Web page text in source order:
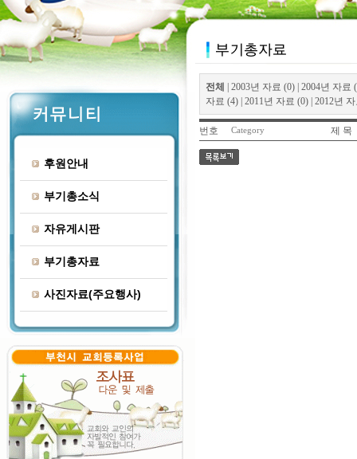
후원안내
부기총소식
자유게시판
부기총자료
사진자료(주요행사)
전체 2003년 자료 (0)| 2004년 자료
자료 (4)| 2011년 자료 (0)| 2012년
번호 Category 제 목